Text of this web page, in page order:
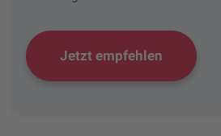
Jetzt empfehlen